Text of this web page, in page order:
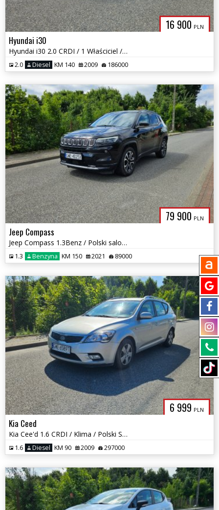
16 900 PLN
Hyundai i30
Hyundai i30 2.0 CRDI / 1 Właściciel / Serwisowany / Skóra / Klima
2.0 Diesel KM 140 2009 186000
79 900 PLN
Jeep Compass
Jeep Compass 1.3Benz / Polski salon / Automat / Kamera cofania
1.3 Benzyna KM 150 2021 89000
6 999 PLN
Kia Ceed
Kia Cee'd 1.6 CRDI / Klima / Polski Salon / Okazja !
1.6 Diesel KM 90 2009 297000